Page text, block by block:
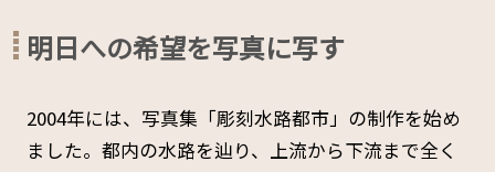
明日への希望を写真に写す
2004年には、写真集「彫刻水路都市」の制作を始め
ました。都内の水路を辿り、上流から下流まで全く